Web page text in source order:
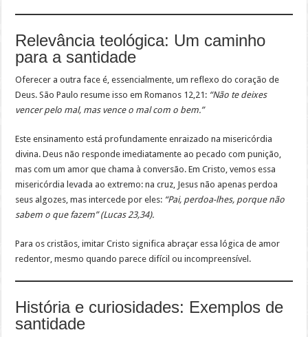
Relevância teológica: Um caminho
para a santidade
Oferecer a outra face é, essencialmente, um reflexo do coração de
Deus. São Paulo resume isso em Romanos 12,21: “Não te deixes
vencer pelo mal, mas vence o mal com o bem.”
Este ensinamento está profundamente enraizado na misericórdia
divina. Deus não responde imediatamente ao pecado com punição,
mas com um amor que chama à conversão. Em Cristo, vemos essa
misericórdia levada ao extremo: na cruz, Jesus não apenas perdoa
seus algozes, mas intercede por eles: “Pai, perdoa-lhes, porque não
sabem o que fazem” (Lucas 23,34).
Para os cristãos, imitar Cristo significa abraçar essa lógica de amor
redentor, mesmo quando parece difícil ou incompreensível.
História e curiosidades: Exemplos de
santidade